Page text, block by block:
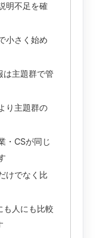
明不足を確
小さく始め
は主題群で管
り主題群の
・CSが同じ
けでなく比
も人にも比較